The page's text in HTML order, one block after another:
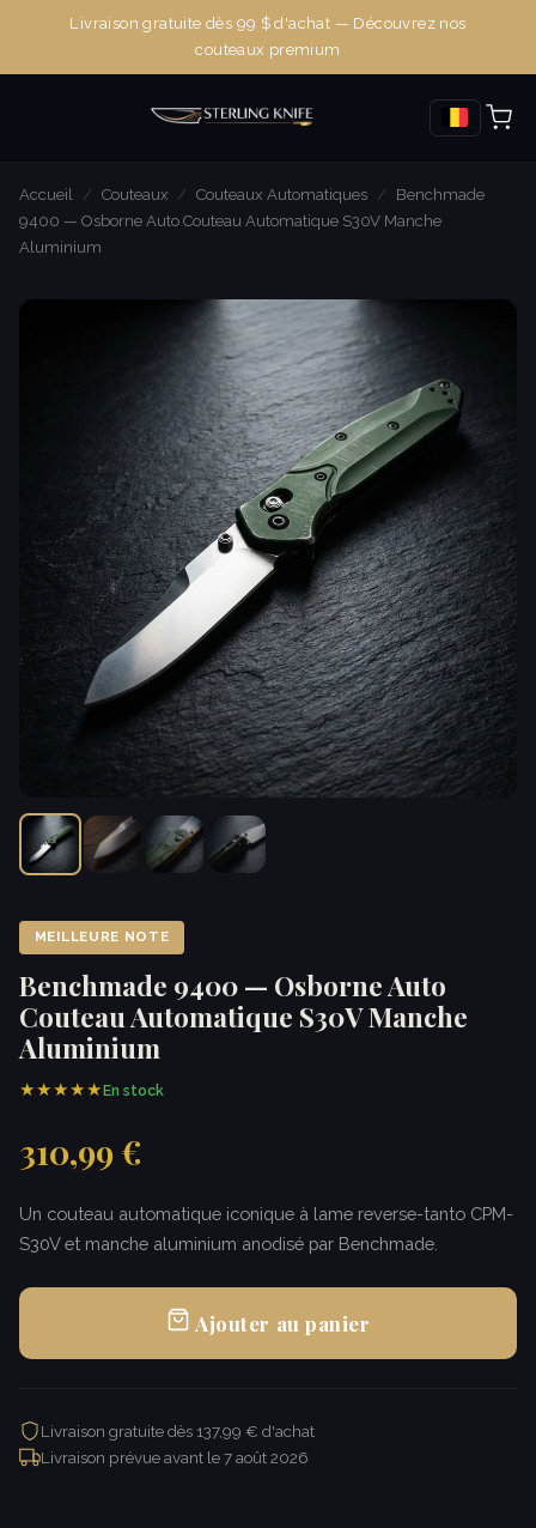
Livraison gratuite dès 99 $ d'achat — Découvrez nos
couteaux premium
Accueil / Couteaux / Couteaux Automatiques /
Benchmade
9400 — Osborne Auto Couteau Automatique S30V Manche
Aluminium
MEILLEURE NOTE
Benchmade 9400 — Osborne Auto
Couteau Automatique S30V Manche
Aluminium
★★★★★En stock
310,99 €
Un couteau automatique iconique à lame reverse-tanto CPM-
S30V et manche aluminium anodisé par Benchmade.
Ajouter au panier
Livraison gratuite dès 137,99 € d'achat
Livraison prévue avant le7 août 2026